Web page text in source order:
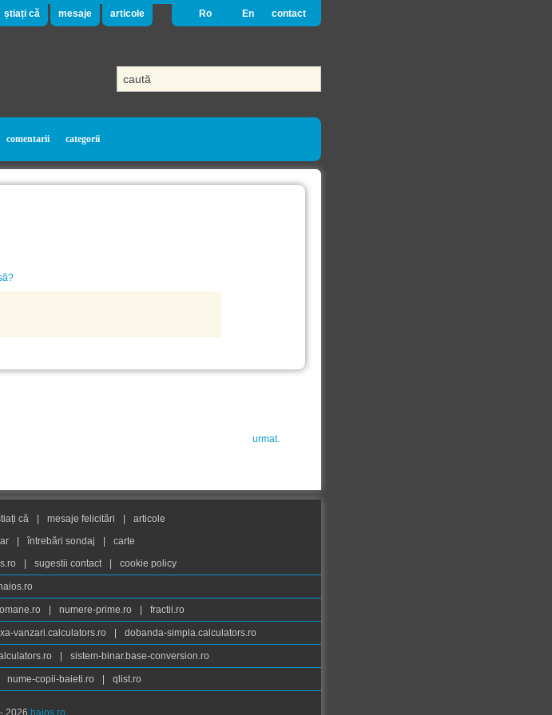
știați că mesaje articole Ro En contact
comentarii categorii
urmat.
că mesaje felicitări
articole
întrebări sondaj
carte
sugestii contact cookie policy
haios.ro
numere-prime.ro fractii.ro
vanzari.calculators.ro dobanda-simpla.calculators.ro
sistem-binar.base-conversion.ro
nume-copii-baieti.ro qlist.ro
2026 haios.ro